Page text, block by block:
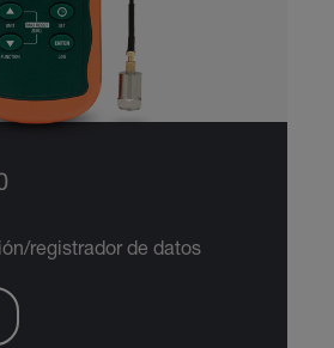
registrador de datos